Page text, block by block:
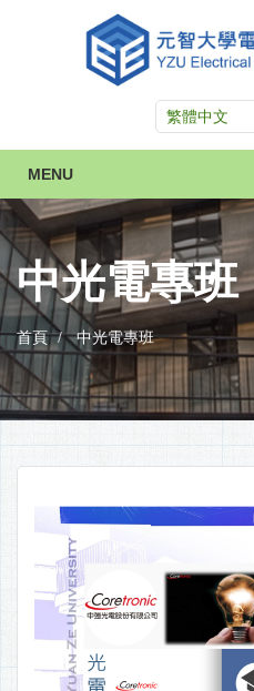
MENU
中光電專班
首頁 中光電專班